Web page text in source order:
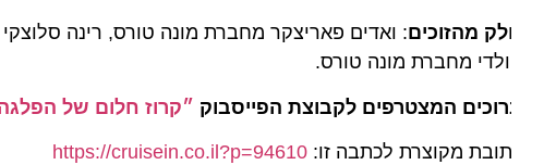
מהזוכים: ואדים פאריצקר מחברת מונה טורס, רינה סלוצקי
מחברת מונה טורס.
המצטרפים לקבוצת הפייסבוק״קרוז חלום של הפלגה״–
מקוצרת לכתבה זו:https://cruisein.co.il?p=94610